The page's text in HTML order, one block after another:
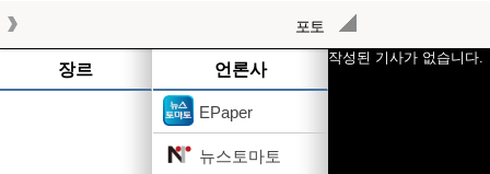
포토
장르 언론사
EPaper
뉴스토마토
작성된 기사가 없습니다.